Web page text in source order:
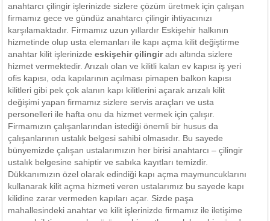
anahtarcı çilingir işlerinizde sizlere çözüm üretmek için çalışan
firmamız gece ve gündüz anahtarcı çilingir ihtiyacınızı
karşılamaktadır. Firmamız uzun yıllardır Eskişehir halkının
hizmetinde olup usta elemanları ile kapı açma kilit değiştirme
anahtar kilit işlerinizdeeskişehir çilingiradı altında sizlere
hizmet vermektedir. Arızalı olan ve kilitli kalan ev kapısı iş yeri
ofis kapısı, oda kapılarının açılması pimapen balkon kapısı
kilitleri gibi pek çok alanın kapı kilitlerini açarak arızalı kilit
değişimi yapan firmamız sizlere servis araçları ve usta
personelleri ile hafta onu da hizmet vermek için çalışır.
Firmamızın çalışanlarından istediği önemli bir husus da
çalışanlarının ustalık belgesi sahibi olmasıdır. Bu sayede
bünyemizde çalışan ustalarımızın her birisi anahtarcı – çilingir
ustalık belgesine sahiptir ve sabıka kayıtları temizdir.
Dükkanımızın özel olarak edindiği kapı açma maymuncuklarını
kullanarak kilit açma hizmeti veren ustalarımız bu sayede kapı
kilidine zarar vermeden kapıları açar. Sizde paşa
mahallesindeki anahtar ve kilit işlerinizde firmamız ile iletişime